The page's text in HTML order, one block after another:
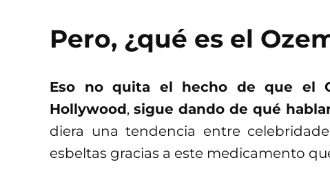
Pero, ¿qué es el
Eso no quita el hecho de que el
Hollywood, sigue dando de qué
diera una tendencia entre
esbeltas gracias a este medicamento